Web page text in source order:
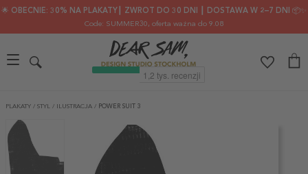
🌟 OBECNIE: 30% NA PLAKATY┃ ZWROT DO 30 DNI ┃ DOSTAWA W 2–7 DNI 📦✨
Code: SUMMER30, oferta ważna do 9.08
PLAKATY / STYL / ILUSTRACJA / POWER SUIT 3